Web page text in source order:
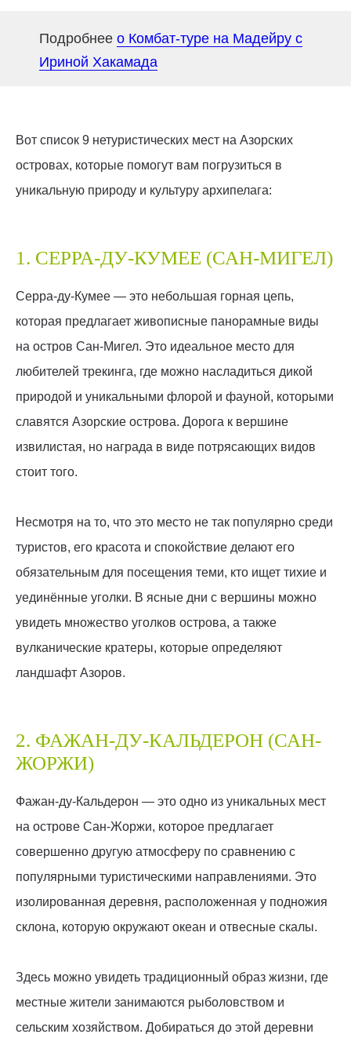
Подробнее о Комбат-туре на Мадейру с
Ириной Хакамада
Вот список 9 нетуристических мест на Азорских
островах, которые помогут вам погрузиться в
уникальную природу и культуру архипелага:
1. СЕРРА-ДУ-КУМЕЕ (САН-МИГЕЛ)
Серра-ду-Кумее — это небольшая горная цепь,
которая предлагает живописные панорамные виды
на остров Сан-Мигел. Это идеальное место для
любителей трекинга, где можно насладиться дикой
природой и уникальными флорой и фауной, которыми
славятся Азорские острова. Дорога к вершине
извилистая, но награда в виде потрясающих видов
стоит того.
Несмотря на то, что это место не так популярно среди
туристов, его красота и спокойствие делают его
обязательным для посещения теми, кто ищет тихие и
уединённые уголки. В ясные дни с вершины можно
увидеть множество уголков острова, а также
вулканические кратеры, которые определяют
ландшафт Азоров.
2. ФАЖАН-ДУ-КАЛЬДЕРОН (САН-
ЖОРЖИ)
Фажан-ду-Кальдерон — это одно из уникальных мест
на острове Сан-Жоржи, которое предлагает
совершенно другую атмосферу по сравнению с
популярными туристическими направлениями. Это
изолированная деревня, расположенная у подножия
склона, которую окружают океан и отвесные скалы.
Здесь можно увидеть традиционный образ жизни, где
местные жители занимаются рыболовством и
сельским хозяйством. Добираться до этой деревни